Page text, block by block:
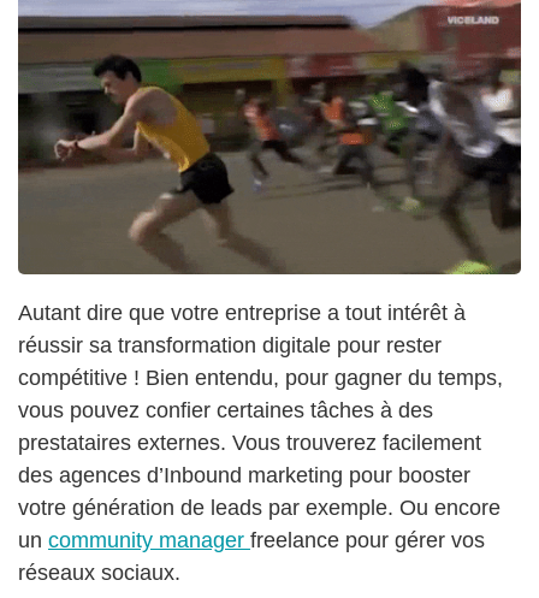
Autant dire que votre entreprise a tout intérêt à
réussir sa transformation digitale pour rester
compétitive ! Bien entendu, pour gagner du temps,
vous pouvez confier certaines tâches à des
prestataires externes. Vous trouverez facilement
des agences d’Inbound marketing pour booster
votre génération de leads par exemple. Ou encore
un community manager freelance pour gérer vos
réseaux sociaux.